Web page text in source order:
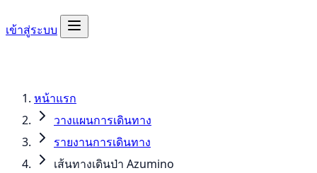
เข้าสู่ระบบ
หน้าแรก
วางแผนการเดินทาง
รายงานการเดินทาง
เส้นทางเดินป่า Azumino